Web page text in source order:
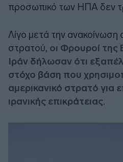
προσωπικό των ΗΠΑ δεν
Λίγο μετά την ανακοίνωση
στρατού, οι Φρουροί
Ιράν δήλωσαν ότι
στόχο βάση που
αμερικανικό στρατό για
ιρανικής επικράτειας.